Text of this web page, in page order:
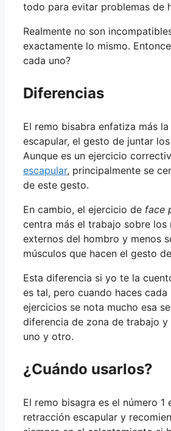
todo para evitar problemas de
Realmente no son
exactamente lo mismo.
cada uno?
Diferencias
El remo bisabra enfatiza más
escapular, el gesto de juntar
Aunque es un ejercicio
escapular, principalmente se
de este gesto.
En cambio, el ejercicio de face
centra más el trabajo sobre los
externos del hombro y menos
músculos que hacen el gesto
Esta diferencia si yo te la
es tal, pero cuando haces cada
ejercicios se nota mucho esa
diferencia de zona de trabajo
uno y otro.
¿Cuándo usarlos?
El remo bisagra es el número 1
retracción escapular y